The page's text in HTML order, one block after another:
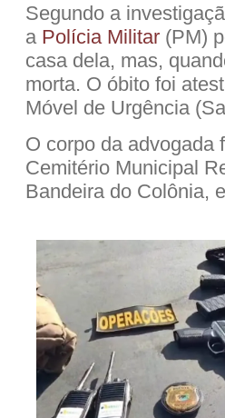
Segundo a
a Polícia Militar (PM)
casa dela, mas,
morta. O óbito foi
Móvel de Urgência
O corpo da advogada
Cemitério Municipal
Bandeira do Colônia,